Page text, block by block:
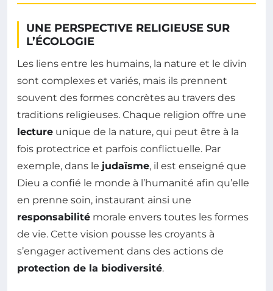
UNE PERSPECTIVE RELIGIEUSE SUR
L’ÉCOLOGIE
Les liens entre les humains, la nature et le divin
sont complexes et variés, mais ils prennent
souvent des formes concrètes au travers des
traditions religieuses. Chaque religion offre une
lecture unique de la nature, qui peut être à la
fois protectrice et parfois conflictuelle. Par
exemple, dans le judaïsme, il est enseigné que
Dieu a confié le monde à l’humanité afin qu’elle
en prenne soin, instaurant ainsi une
responsabilité morale envers toutes les formes
de vie. Cette vision pousse les croyants à
s’engager activement dans des actions de
protection de la biodiversité.